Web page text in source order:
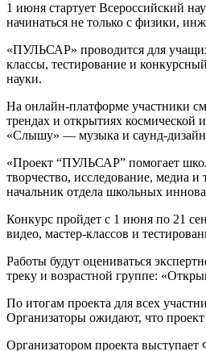
1 июня стартует Всероссийский
начинаться не только с физики,
«ПУЛЬСАР» проводится для
классы, тестирование и
науки.
На онлайн-платформе участники
трендах и открытиях космической
«Слышу» — музыка и саунд-
«Проект “ПУЛЬСАР” помогает
творчество, исследование, медиа
начальник отдела школьных
Конкурс пройдет с 1 июня по 21
видео, мастер-классов и
Работы будут оцениваться
треку и возрастной группе:
По итогам проекта для всех
Организаторы ожидают, что
Организатором проекта